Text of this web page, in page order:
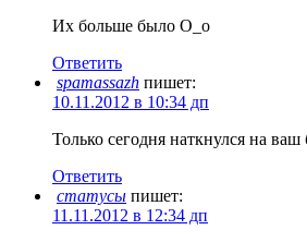
Их больше было О_о
Ответить
spamassazh пишет:
10.11.2012 в 10:34 дп
Только сегодня наткнулся на ваш
Ответить
статусы пишет:
11.11.2012 в 12:34 дп